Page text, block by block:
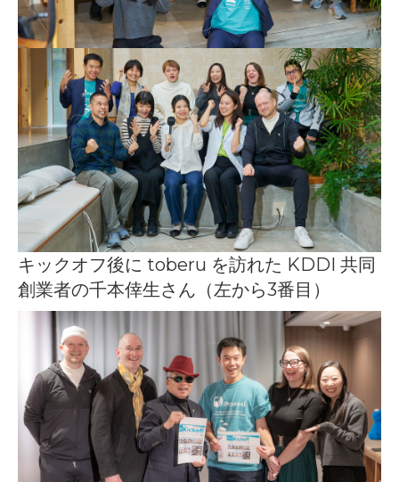
キックオフ後に toberu を訪れた KDDI 共同
創業者の千本倖生さん（左から3番目）